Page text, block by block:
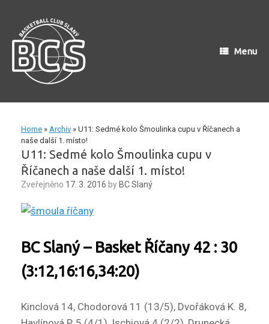
content
Menu
Home » Archiv » U11: Sedmé kolo Šmoulinka cupu v Říčanech a
naše další 1. místo!
U11: Sedmé kolo Šmoulinka cupu v
Říčanech a naše další 1. místo!
Zveřejněno 17. 3. 2016 by BC Slaný
BC Slaný – Basket Říčany 42 : 30
(3:12,16:16,34:20)
Kinclová 14, Chodorová 11 (13/5), Dvořáková K. 8,